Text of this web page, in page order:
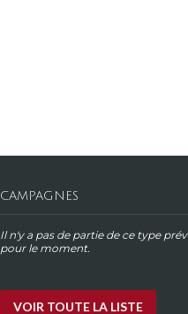
CAMPAGNES
Il n'y a pas de partie de ce type
pour le moment.
VOIR TOUTE LA LISTE